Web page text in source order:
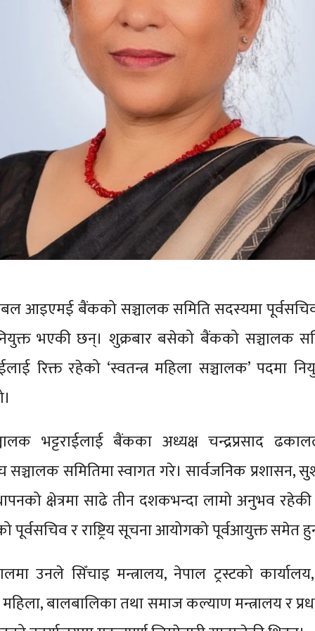
आइएमई बैंकको सञ्चालक समिति सदस्यमा पूर्वसचिव
नियुक्त भएकी छन्। शुक्रबार बसेको बैंकको सञ्चालक
रिक्त रहेको ‘स्वतन्त्र महिला सञ्चालक’ पदमा
भट्टराईलाई बैंकका अध्यक्ष चन्द्रप्रसाद
सञ्चालक समितिमा स्वागत गरे। सार्वजनिक प्रशासन,
क्षेत्रमा साढे तीन दशकभन्दा लामो अनुभव रहेकी
पूर्वसचिव र राष्ट्रिय सूचना आयोगको पूर्वआयुक्त समेत
उनले सिँचाइ मन्त्रालय, नेपाल ट्रस्टको कार्यालय,
बालबालिका तथा समाज कल्याण मन्त्रालय र